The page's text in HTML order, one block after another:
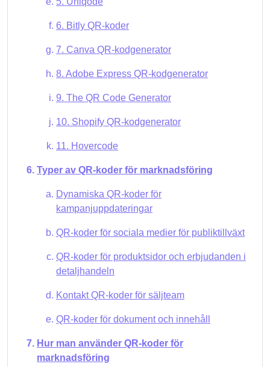
6. Bitly QR-koder
7. Canva QR-kodgenerator
8. Adobe Express QR-kodgenerator
9. The QR Code Generator
10. Shopify QR-kodgenerator
11. Hovercode
Typer av QR-koder för marknadsföring
Dynamiska QR-koder för
kampanjuppdateringar
QR-koder för sociala medier för publiktillväxt
QR-koder för produktsidor och erbjudanden i
detaljhandeln
Kontakt QR-koder för säljteam
QR-koder för dokument och innehåll
Hur man använder QR-koder för
marknadsföring